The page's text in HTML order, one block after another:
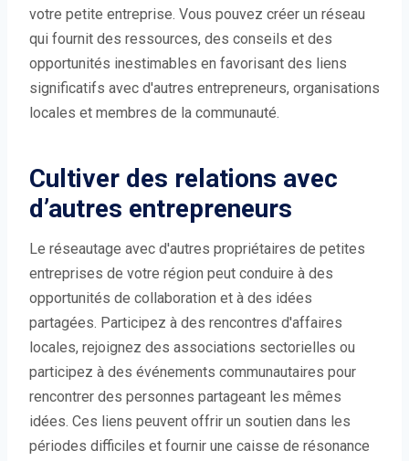
votre petite entreprise. Vous pouvez créer un réseau
qui fournit des ressources, des conseils et des
opportunités inestimables en favorisant des liens
significatifs avec d'autres entrepreneurs, organisations
locales et membres de la communauté.
Cultiver des relations avec
d’autres entrepreneurs
Le réseautage avec d'autres propriétaires de petites
entreprises de votre région peut conduire à des
opportunités de collaboration et à des idées
partagées. Participez à des rencontres d'affaires
locales, rejoignez des associations sectorielles ou
participez à des événements communautaires pour
rencontrer des personnes partageant les mêmes
idées. Ces liens peuvent offrir un soutien dans les
périodes difficiles et fournir une caisse de résonance